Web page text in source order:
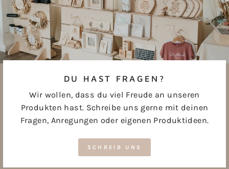
DU HAST FRAGEN?
Wir wollen, dass du viel Freude an unseren
Produkten hast. Schreibe uns gerne mit deinen
Fragen, Anregungen oder eigenen Produktideen.
SCHREIB UNS